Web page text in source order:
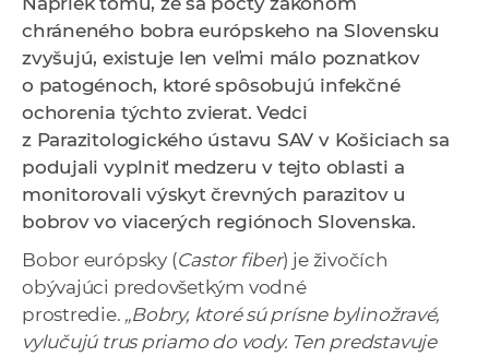
h
a
a
v
chráneného bobra európskeho na Slovensku
zvyšujú, existuje len veľmi málo poznatkov
o patogénoch, ktoré spôsobujú infekčné
ochorenia týchto zvierat. Vedci
z Parazitologického ústavu SAV v Košiciach sa
podujali vyplniť medzeru v tejto oblasti a
monitorovali výskyt črevných parazitov u
bobrov vo viacerých regiónoch Slovenska.
Bobor európsky (Castor fiber) je živočích
obývajúci predovšetkým vodné
prostredie. „Bobry, ktoré sú prísne bylinožravé,
vylučujú trus priamo do vody. Ten predstavuje